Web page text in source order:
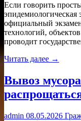
Если говорить
эпидемиологическая
официальный
технологий,
проводит
Читать далее →
Вывоз
admin 08.05.2026